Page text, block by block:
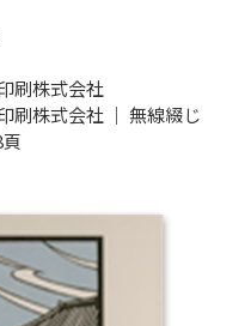
刷株式会社
株式会社 ｜ 無線綴じ